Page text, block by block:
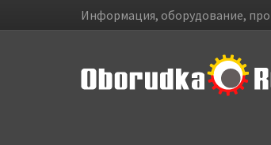
Информация, оборудование,